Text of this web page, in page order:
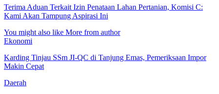
Terima Aduan Terkait Izin Penataan Lahan Pertanian, Komisi C:
Kami Akan Tampung Aspirasi Ini
You might also like More from author
Ekonomi
Karding Tinjau SSm JI-QC di Tanjung Emas, Pemeriksaan Impor
Makin Cepat
Daerah